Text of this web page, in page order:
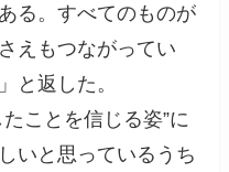
る。すべてのものが
えもつながってい
と返した。
ことを信じる姿”に
いと思っているうち